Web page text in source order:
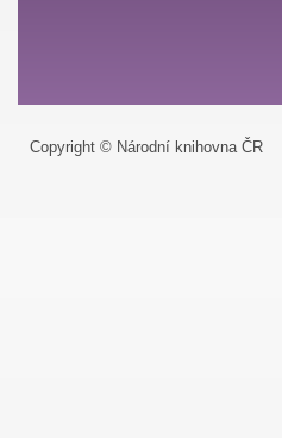
Copyright © Národní knihovna ČR